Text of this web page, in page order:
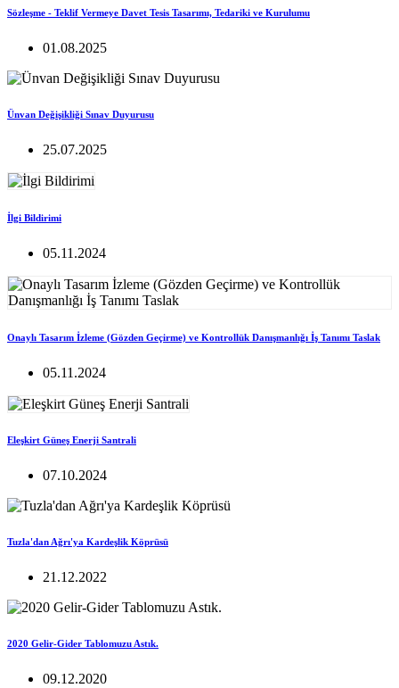
Sözleşme - Teklif Vermeye Davet Tesis Tasarımı, Tedariki ve Kurulumu
01.08.2025
Ünvan Değişikliği Sınav Duyurusu
25.07.2025
İlgi Bildirimi
05.11.2024
Onaylı Tasarım İzleme (Gözden Geçirme) ve Kontrollük Danışmanlığı İş Tanımı Taslak
05.11.2024
Eleşkirt Güneş Enerji Santrali
07.10.2024
Tuzla'dan Ağrı'ya Kardeşlik Köprüsü
21.12.2022
2020 Gelir-Gider Tablomuzu Astık.
09.12.2020